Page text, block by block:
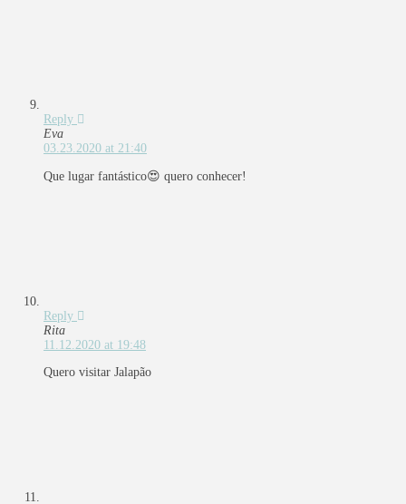
Reply
Eva
03.23.2020 at 21:40
Que lugar fantástico😍 quero conhecer!
Reply
Rita
11.12.2020 at 19:48
Quero visitar Jalapão